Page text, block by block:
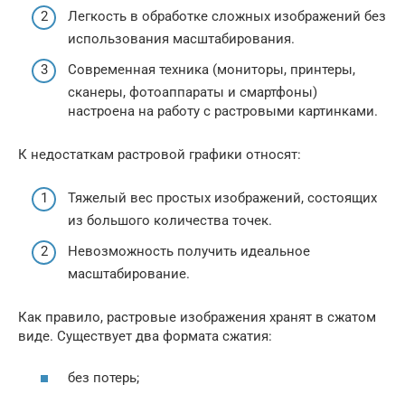
Легкость в обработке сложных изображений без
использования масштабирования.
Современная техника (мониторы, принтеры,
сканеры, фотоаппараты и смартфоны)
настроена на работу с растровыми картинками.
К недостаткам растровой графики относят:
Тяжелый вес простых изображений, состоящих
из большого количества точек.
Невозможность получить идеальное
масштабирование.
Как правило, растровые изображения хранят в сжатом
виде. Существует два формата сжатия:
без потерь;